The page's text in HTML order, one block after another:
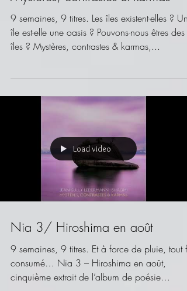
Mystères, contrastes & karmas
9 semaines, 9 titres. Les îles existent-elles ? Une
île est-elle une oasis ? Pouvons-nous êtres des
Load video
Nia 3/ Hiroshima en août
9 semaines, 9 titres. Et à force de pluie, tout fut
consumé… Nia 3 – Hiroshima en août,